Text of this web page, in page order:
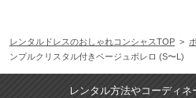
レンタルドレスのおしゃれコンシャスTOP >
ンプルクリスタル付きベージュボレロ (S〜L)
レンタル方法やコーディ